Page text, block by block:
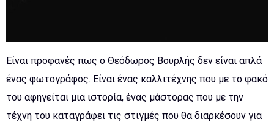
Είναι προφανές πως ο Θεόδωρος Βουρλής δεν είναι απλά
ένας φωτογράφος. Είναι ένας καλλιτέχνης που με το φακό
του αφηγείται μια ιστορία, ένας μάστορας που με την
τέχνη του καταγράφει τις στιγμές που θα διαρκέσουν για